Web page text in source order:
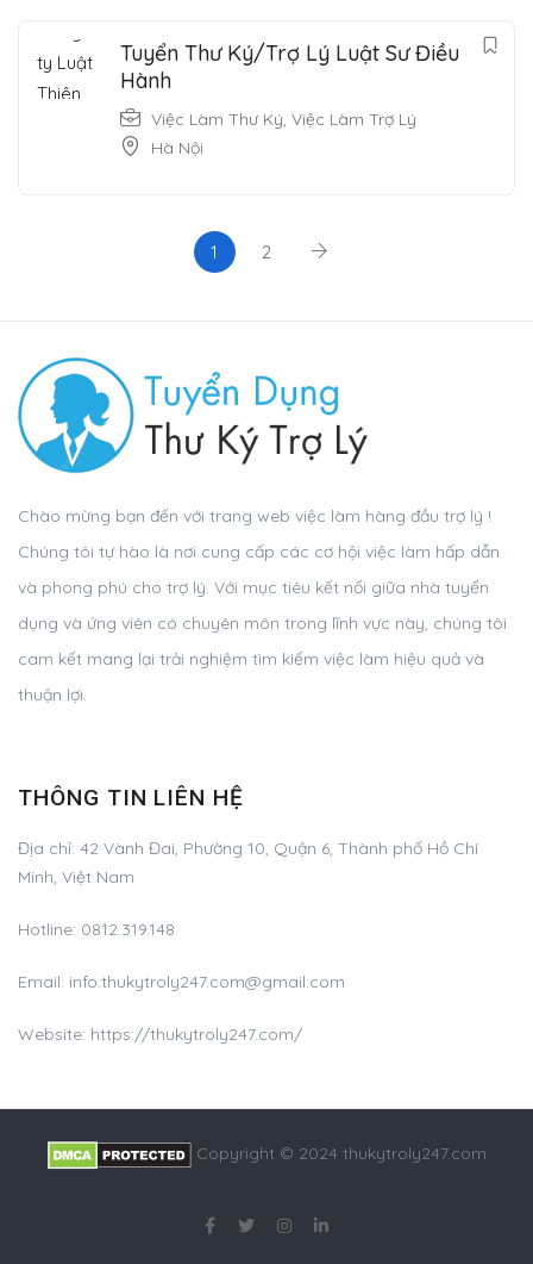
Tuyển Thư Ký/Trợ Lý Luật Sư Điều
Hành
Việc Làm Thư Ký, Việc Làm Trợ Lý
Hà Nội
1 2
Chào mừng bạn đến với trang web việc làm hàng đầu trợ lý !
Chúng tôi tự hào là nơi cung cấp các cơ hội việc làm hấp dẫn
và phong phú cho trợ lý. Với mục tiêu kết nối giữa nhà tuyển
dụng và ứng viên có chuyên môn trong lĩnh vực này, chúng tôi
cam kết mang lại trải nghiệm tìm kiếm việc làm hiệu quả và
thuận lợi.
THÔNG TIN LIÊN HỆ
Địa chỉ: 42 Vành Đai, Phường 10, Quận 6, Thành phố Hồ Chí
Minh, Việt Nam
Hotline: 0812.319.148
Email: info.thukytroly247.com@gmail.com
Website: https://thukytroly247.com/
Copyright © 2024 thukytroly247.com